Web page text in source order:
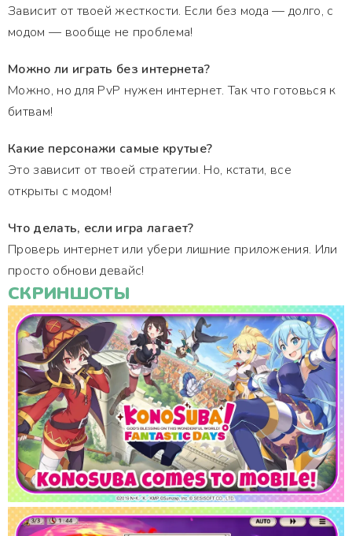
Зависит от твоей жесткости. Если без мода — долго, с
модом — вообще не проблема!
Можно ли играть без интернета?
Можно, но для PvP нужен интернет. Так что готовься к
битвам!
Какие персонажи самые крутые?
Это зависит от твоей стратегии. Но, кстати, все
открыты с модом!
Что делать, если игра лагает?
Проверь интернет или убери лишние приложения. Или
просто обнови девайс!
СКРИНШОТЫ